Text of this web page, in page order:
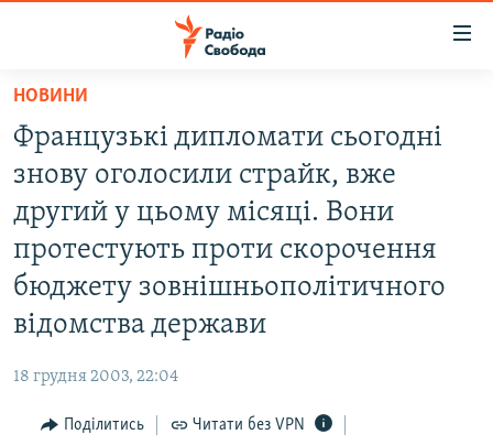
Перейти
основного
матеріалу
Перейти
до
основної
навігації
Перейти
до
ВСЕ ЗА ДОБУ
СТАТТІ
СУСПІЛЬСТВО
УКРАЇНА
РОСІЙСЬКА «ФІЛЬТРАЦІЯ»
ДОНБАС.РЕАЛІЇ
СХЕМИ
НОВИНИ
Французькі дипломати сьогодні
знову оголосили страйк, вже
другий у цьому місяці. Вони
протестують проти скорочення
бюджету зовнішньополітичного
відомства держави
18 грудня 2003, 22:04
Поділитись Читати без VPN